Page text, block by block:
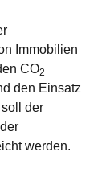
Immobilien
CO2
den Einsatz
der
werden.